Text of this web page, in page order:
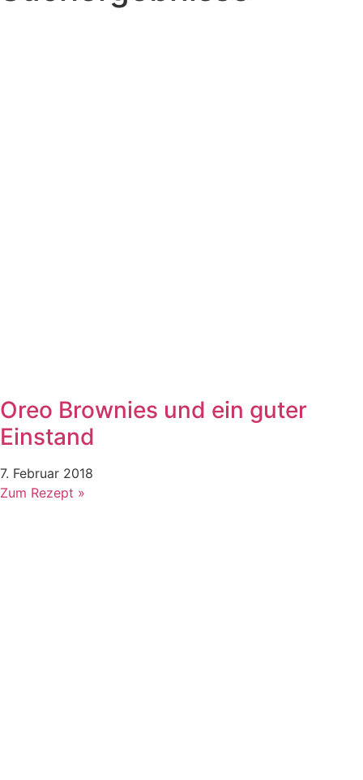
Oreo Brownies und ein guter
Einstand
7. Februar 2018
Zum Rezept »